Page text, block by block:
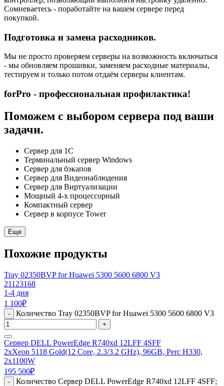
Сомневаетесь - поработайте на вашем сервере перед
покупкой.
Подготовка и замена расходников.
Мы не просто проверяем серверы на возможность включаться
- мы обновляем прошивки, заменяем расходные материалы,
тестируем и только потом отдаём серверы клиентам.
forPro - профессиональная профилактика!
Поможем с выбором сервера под ваши
задачи.
Сервер для 1С
Терминальный сервер Windows
Сервер для бэкапов
Сервер для Видеонаблюдения
Сервер для Виртуализации
Мощный 4-х процессорный
Компактный сервер
Сервер в корпусе Tower
Еще
Похожие продукты
Tray 02350BVP for Huawei 5300 5600 6800 V3
21123168
1-4 дня
1 100₽
- Количество Tray 02350BVP for Huawei 5300 5600 6800 V3
+
Сервер DELL PowerEdge R740xd 12LFF 4SFF
2xXeon 5118 Gold(12 Core, 2.3/3.2 GHz), 96GB, Perc H330,
2x1100W
195 500₽
-
Количество Сервер DELL PowerEdge R740xd 12LFF 4SFF;